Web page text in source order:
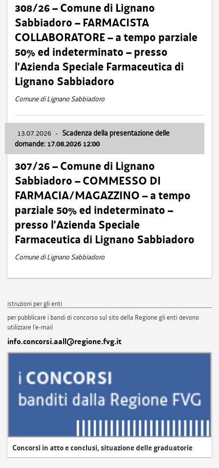
308/26 – Comune di Lignano
Sabbiadoro – FARMACISTA
COLLABORATORE – a tempo parziale
50% ed indeterminato – presso
l’Azienda Speciale Farmaceutica di
Lignano Sabbiadoro
Comune di Lignano Sabbiadoro
13.07.2026 - Scadenza della presentazione delle
domande: 17.08.2026 12:00
307/26 – Comune di Lignano
Sabbiadoro – COMMESSO DI
FARMACIA/MAGAZZINO – a tempo
parziale 50% ed indeterminato –
presso l’Azienda Speciale
Farmaceutica di Lignano Sabbiadoro
Comune di Lignano Sabbiadoro
istruzioni per gli enti
per pubblicare i bandi di concorso sul sito della Regione gli enti devono
utilizzare l'e-mail
info.concorsi.aall@regione.fvg.it
Concorsi in atto e conclusi, situazione delle graduatorie